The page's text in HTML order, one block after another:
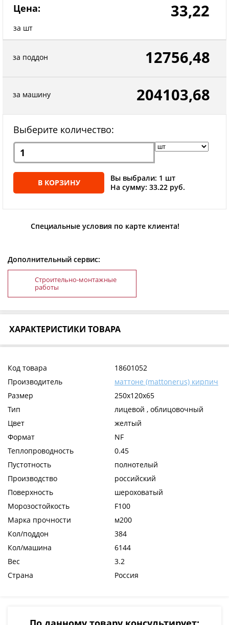
Цена:
за шт
33,22
за поддон 12756,48
за машину 204103,68
Выберите количество:
В КОРЗИНУ
Вы выбрали: 1 шт
На сумму: 33.22 руб.
Специальные условия по карте клиента!
Дополнительный сервис:
Строительно-монтажные
работы
ХАРАКТЕРИСТИКИ ТОВАРА
Код товара
18601052
Производитель
маттоне (mattonerus) кирпич
Размер
250x120x65
Тип
лицевой , облицовочный
Цвет
желтый
Формат
NF
Теплопроводность
0.45
Пустотность
полнотелый
Производство
российский
Поверхность
шероховатый
Морозостойкость
F100
Марка прочности
м200
Кол/поддон
384
Кол/машина
6144
Вес
3.2
Страна
Россия